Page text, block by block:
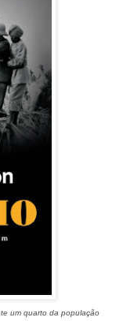
um quarto da população